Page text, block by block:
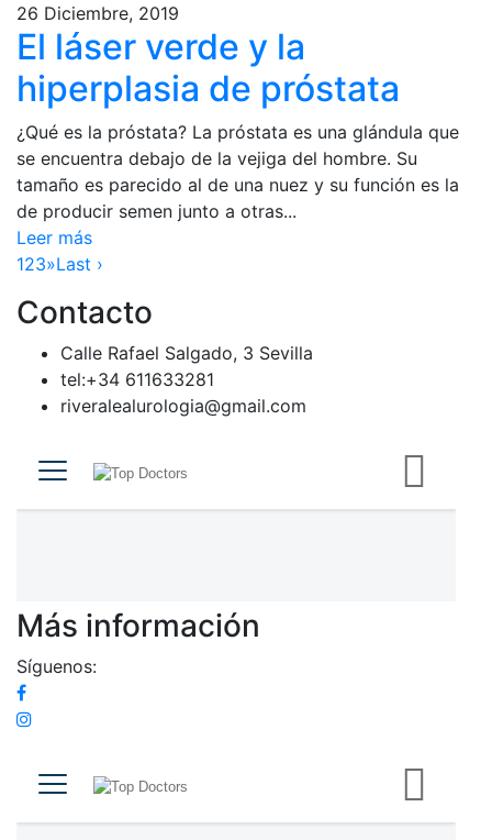
26 Diciembre, 2019
El láser verde y la
hiperplasia de próstata
¿Qué es la próstata? La próstata es una glándula que
se encuentra debajo de la vejiga del hombre. Su
tamaño es parecido al de una nuez y su función es la
de producir semen junto a otras...
Leer más
123»Last ›
Contacto
Calle Rafael Salgado, 3 Sevilla
tel:+34 611633281
riveralealurologia@gmail.com
Más información
Síguenos: